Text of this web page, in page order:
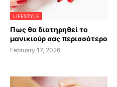
LIFESTYLE
Πως θα διατηρηθεί το
μανικιούρ σας περισσότερο
February 17, 2026